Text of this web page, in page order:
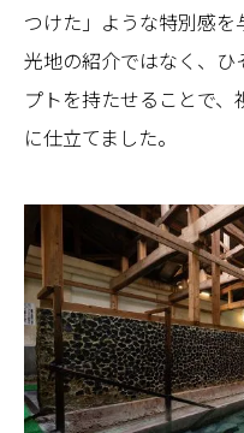
つけた」ような特別感
光地の紹介ではなく、
プトを持たせることで
に仕立てました。